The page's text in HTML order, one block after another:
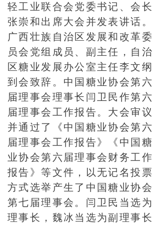
轻工业联合会党委书记、会长
张崇和出席大会并发表讲话。
广西壮族自治区发展和改革委
员会党组成员、副主任，自治
区糖业发展办公室主任李文纲
到会致辞。中国糖业协会第六
届理事会理事长闫卫民作第六
届理事会工作报告。大会审议
并通过了《中国糖业协会第六
届理事会工作报告》《中国糖
业协会第六届理事会财务工作
报告》等文件，以无记名投票
方式选举产生了中国糖业协会
第七届理事会。闫卫民当选为
理事长，魏冰当选为副理事长